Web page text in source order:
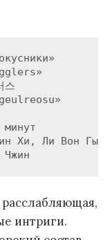
스
Хи, Ли Вон Гын,
интриги.